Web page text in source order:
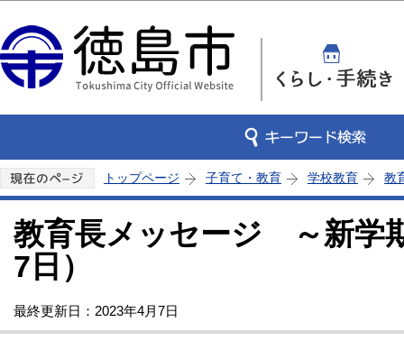
トップページ 子育て・教育 学校教育 教
教育長メッセージ ～新学
7日）
最終更新日：2023年4月7日